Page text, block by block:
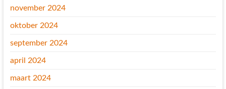
november 2024
oktober 2024
september 2024
april 2024
maart 2024